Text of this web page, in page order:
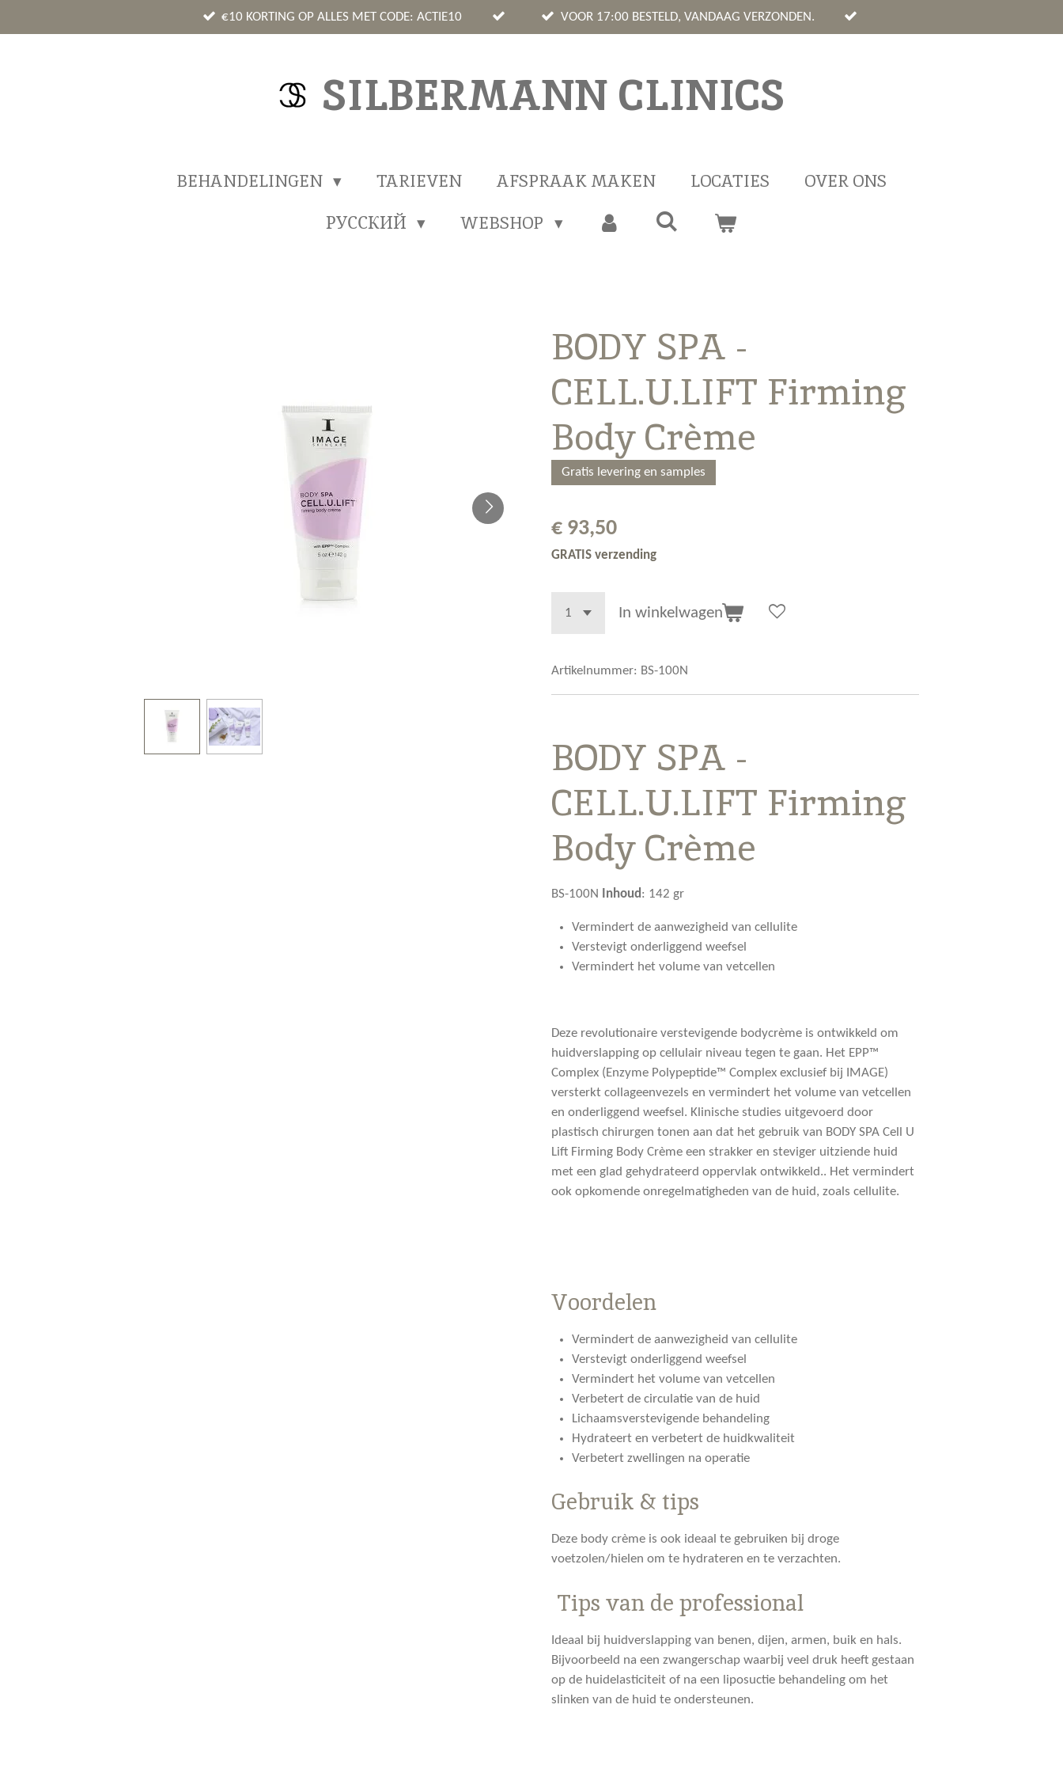
direct
€10 KORTING OP ALLES MET CODE: ACTIE10 VOOR 17:00 BESTELD, VANDAAG VERZONDEN.
SILBERMANN CLINICS
BEHANDELINGEN TARIEVEN AFSPRAAK MAKEN LOCATIES
OVER ONS
РУССКИЙ
WEBSHOP
BODY SPA -
CELL.U.LIFT Firming
Body Crème
Gratis levering en samples
€ 93,50
GRATIS verzending
In winkelwagen
Artikelnummer: BS-100N
BODY SPA -
CELL.U.LIFT Firming
Body Crème
BS-100N Inhoud: 142 gr
Vermindert de aanwezigheid van cellulite
Verstevigt onderliggend weefsel
Vermindert het volume van vetcellen
Deze revolutionaire verstevigende bodycrème is ontwikkeld om
huidverslapping op cellulair niveau tegen te gaan. Het EPP™
Complex (Enzyme Polypeptide™ Complex exclusief bij IMAGE)
versterkt collageenvezels en vermindert het volume van vetcellen
en onderliggend weefsel. Klinische studies uitgevoerd door
plastisch chirurgen tonen aan dat het gebruik van BODY SPA Cell U
Lift Firming Body Crème een strakker en steviger uitziende huid
met een glad gehydrateerd oppervlak ontwikkeld.. Het vermindert
ook opkomende onregelmatigheden van de huid, zoals cellulite.
Voordelen
Vermindert de aanwezigheid van cellulite
Verstevigt onderliggend weefsel
Vermindert het volume van vetcellen
Verbetert de circulatie van de huid
Lichaamsverstevigende behandeling
Hydrateert en verbetert de huidkwaliteit
Verbetert zwellingen na operatie
Gebruik & tips
Deze body crème is ook ideaal te gebruiken bij droge
voetzolen/hielen om te hydrateren en te verzachten.
Tips van de professional
Ideaal bij huidverslapping van benen, dijen, armen, buik en hals.
Bijvoorbeeld na een zwangerschap waarbij veel druk heeft gestaan
op de huidelasticiteit of na een liposuctie behandeling om het
slinken van de huid te ondersteunen.